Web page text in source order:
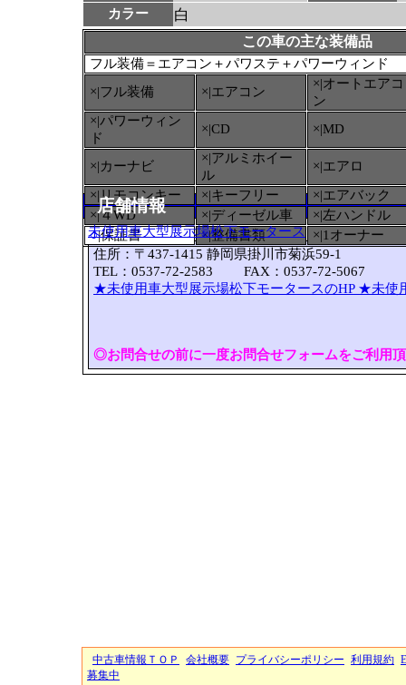
カラー 白
この車の主な装備品
フル装備＝エアコン＋パワステ＋パワーウィンド
×|フル装備
×|エアコン
×|オートエアコ
ン
×|パワーウィン
ド
×|CD ×|MD
×|カーナビ
×|アルミホイー
ル
×|エアロ
×|リモコンキー
×|キーフリー
×|エアバック
×|４WD
×|ディーゼル車
×|左ハンドル
○|保証書 ×|整備書類 ×|1オーナー
店舗情報
未使用車大型展示場松下モータース
住所：〒437-1415 静岡県掛川市菊浜59-1
TEL：0537-72-2583 FAX：0537-72-5067
★未使用車大型展示場松下モータースのHP ★未使
◎お問合せの前に一度お問合せフォームをご利用
中古車情報ＴＯＰ 会社概要 プライバシーポリシー 利用規約
募集中